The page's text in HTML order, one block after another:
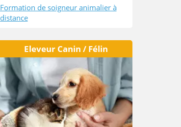
Formation de soigneur animalier à
distance
Eleveur Canin / Félin